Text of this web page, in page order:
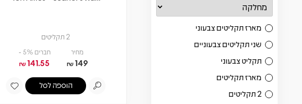
מארז תקליטים צבעוני
שני תקליטים צבעוניים
תקליט צבעוני
מארז תקליטים
2 תקליטים
2 תקליטים
מחיר
149
₪
חברים 5% -
141.55
₪
הוספה לסל